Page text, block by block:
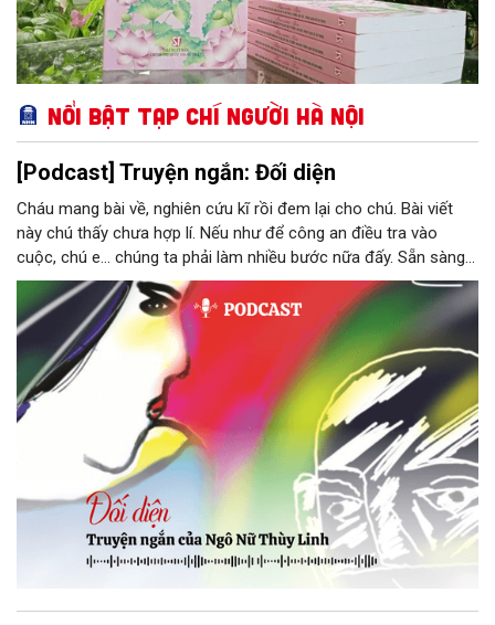
Nổi bật Tạp chí Người Hà Nội
[Podcast] Truyện ngắn: Đối diện
Cháu mang bài về, nghiên cứu kĩ rồi đem lại cho chú. Bài viết
này chú thấy chưa hợp lí. Nếu như để công an điều tra vào
cuộc, chú e… chúng ta phải làm nhiều bước nữa đấy. Sẵn sàng
thì tiếp tục nhé! Chú Minh cầm tập bài viết đưa lại cho Thy. Cô
ngại ngùng đỡ lấy. Đây là lần thứ ba, loạt bài phóng sự của mình
bị Tổng biên tập kêu lên để trả lại...